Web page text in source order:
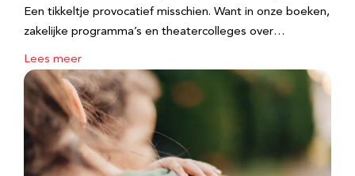
Een tikkeltje provocatief misschien. Want in onze boeken,
zakelijke programma’s en theatercolleges over…
Lees meer